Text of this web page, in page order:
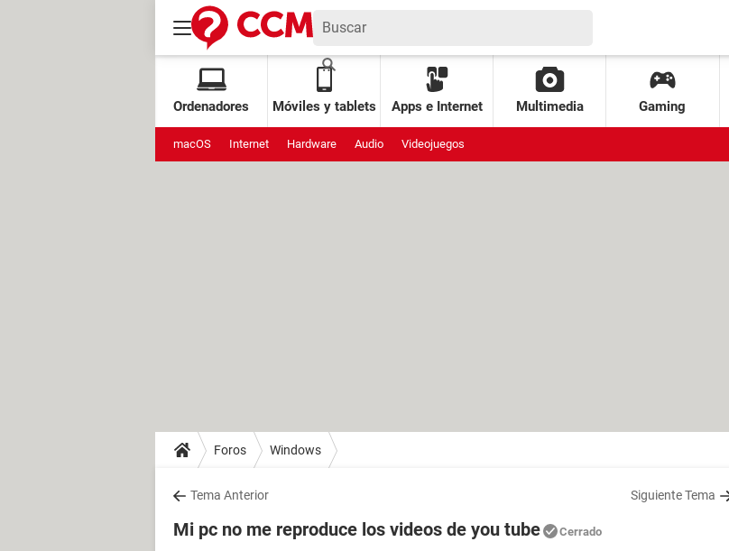
Ordenadores Móviles y tablets Apps e Internet Multimedia Gaming
macOS Internet Hardware Audio Videojuegos
Foros Windows
Tema Anterior Siguiente Tema
Mi pc no me reproduce los videos de you tube Cerrado